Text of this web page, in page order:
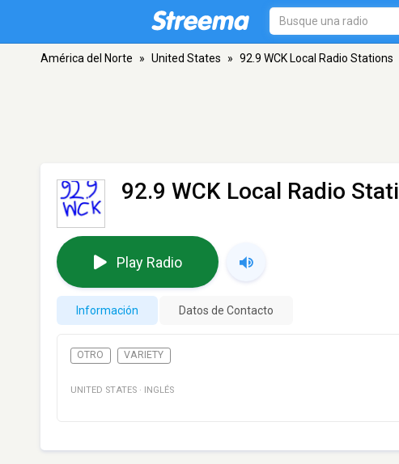
América del Norte » United States » 92.9 WCK Local Radio Stations
92.9 WCK Local Radio
Play Radio
Información Datos de Contacto
OTRO VARIETY
UNITED STATES · INGLÉS